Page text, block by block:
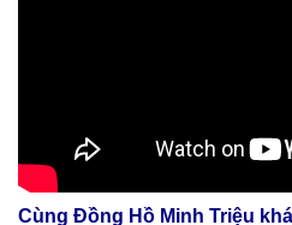
Cùng Đồng Hồ Minh Triệu